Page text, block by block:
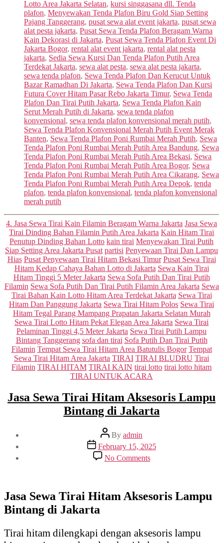
Lotto Area Jakarta Selatan, kursi singgasana dll. Tenda
plafon, Menyewakan Tenda Plafon Biru Gold Siap Setting
Pajang Tanggerang, pusat sewa alat event jakarta, pusat sewa
alat pesta jakarta, Pusat Sewa Tenda Plafon Beragam Warna
Kain Dekorasi di Jakarta, Pusat Sewa Tenda Plafon Event Di
Jakarta Bogor, rental alat event jakarta, rental alat pesta
jakarta, Sedia Sewa Kursi Dan Tenda Plafon Putih Area
Terdekat Jakarta, sewa alat pesta, sewa alat pesta jakarta,
sewa tenda plafon, Sewa Tenda Plafon Dan Kerucut Untuk
Bazar Ramadhan Di Jakarta, Sewa Tenda Plafon Dan Kursi
Futura Cover Hitam Pasar Rebo Jakarta Timur, Sewa Tenda
Plafon Dan Tirai Putih Jakarta, Sewa Tenda Plafon Kain
Serut Merah Putih di Jakarta, sewa tenda plafon
konvensional, sewa tenda plafon konvensional merah putih,
Sewa Tenda Plafon Konvensional Merah Putih Event Merak
Banten, Sewa Tenda Plafon Poni Rumbai Merah Putih, Sewa
Tenda Plafon Poni Rumbai Merah Putih Area Bandung, Sewa
Tenda Plafon Poni Rumbai Merah Putih Area Bekasi, Sewa
Tenda Plafon Poni Rumbai Merah Putih Area Bogor, Sewa
Tenda Plafon Poni Rumbai Merah Putih Area Cikarang, Sewa
Tenda Plafon Poni Rumbai Merah Putih Area Depok, tenda
plafon, tenda plafon konvensional, tenda plafon konvensional
merah putih
Categories
4. Jasa Sewa Tirai Kain Filamin Beragam Warna Jakarta Jasa Sewa
Tirai Dinding Bahan Filamin Putih Area Jakarta Kain Hitam Tirai
Penutup Dinding Bahan Lotto kain tirai Menyewakan Tirai Putih
Siap Setting Area Jakarta Pusat partisi Penyewaan Tirai Dan Lampu
Hias Pusat Penyewaan Tirai Hitam Bekasi Timur Pusat Sewa Tirai
Hitam Kedap Cahaya Bahan Lotto di Jakarta Sewa Kain Tirai
Hitam Tinggi 5 Meter Jakarta Sewa Sofa Putih Dan Tirai Putih
Filamin Sewa Sofa Putih Dan Tirai Putih Filamin Area Jakarta Sewa
Tirai Bahan Kain Lotto Hitam Area Terdekat Jakarta Sewa Tirai
Hitam Dan Panggung Jakarta Sewa Tirai Hitam Polos Sewa Tirai
Hitam Tegal Parang Mampang Prapatan Jakarta Selatan Murah
Sewa Tirai Lotto Hitam Pekat Elegan Area Jakarta Sewa Tirai
Pelaminan Tinggi 4,5 Meter Jakarta Sewa Tirai Putih Lampu
Bintang Tanggerang sofa dan tirai Sofa Putih Dan Tirai Putih
Filamin Tempat Sewa Tirai Hitam Area Batutulis Bogor Tempat
Sewa Tirai Hitam Area Jakarta TIRAI TIRAI BLUDRU Tirai
Filamin TIRAI HITAM TIRAI KAIN tirai lotto tirai lotto hitam
TIRAI UNTUK ACARA
Jasa Sewa Tirai Hitam Aksesoris Lampu
Bintang di Jakarta
Post
author
By admin
Post
date
February 15, 2025
No Commentson
Jasa
Hitam
Aksesoris
Jakarta
Jasa Sewa Tirai Hitam Aksesoris Lampu
Bintang di Jakarta
Tirai hitam dilengkapi dengan aksesoris lampu